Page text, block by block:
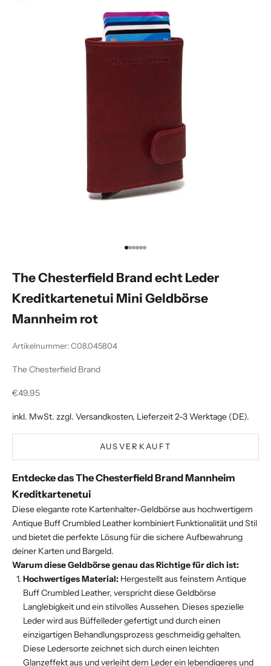
Gehe zu Element 1
Gehe zu Element 2
Gehe zu Element 3
Gehe zu Element 4
Gehe zu Element 5
Gehe zu Element 6
The Chesterfield Brand echt Leder
Kreditkartenetui Mini Geldbörse
Mannheim rot
Artikelnummer: C08.045804
The Chesterfield Brand
Angebot
€49,95
inkl. MwSt. zzgl. Versandkosten, Lieferzeit 2-3 Werktage (DE).
AUSVERKAUFT
Entdecke das The Chesterfield Brand Mannheim
Kreditkartenetui
Diese elegante rote Kartenhalter-Geldbörse aus hochwertigem
Antique Buff Crumbled Leather kombiniert Funktionalität und Stil
und bietet die perfekte Lösung für die sichere Aufbewahrung
deiner Karten und Bargeld.
Warum diese Geldbörse genau das Richtige für dich ist:
Hochwertiges Material: Hergestellt aus feinstem Antique
Buff Crumbled Leather, verspricht diese Geldbörse
Langlebigkeit und ein stilvolles Aussehen. Dieses spezielle
Leder wird aus Büffelleder gefertigt und durch einen
einzigartigen Behandlungsprozess geschmeidig gehalten.
Diese Ledersorte zeichnet sich durch einen leichten
Glanzeffekt aus und verleiht dem Leder ein lebendigeres und